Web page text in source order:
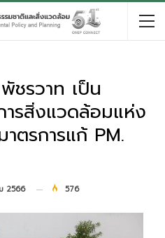
ชรวาท เป็น
ารสิ่งแวดล้อมแห่ง
ตรการแก้ PM.
2566 576